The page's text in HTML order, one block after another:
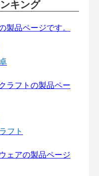
キング
フト